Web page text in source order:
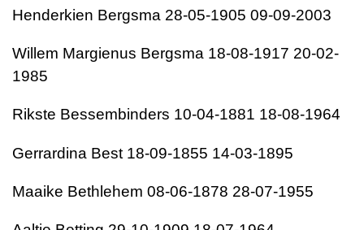
Henderkien Bergsma 28-05-1905 09-09-2003
Willem Margienus Bergsma 18-08-1917 20-02-
1985
Rikste Bessembinders 10-04-1881 18-08-1964
Gerrardina Best 18-09-1855 14-03-1895
Maaike Bethlehem 08-06-1878 28-07-1955